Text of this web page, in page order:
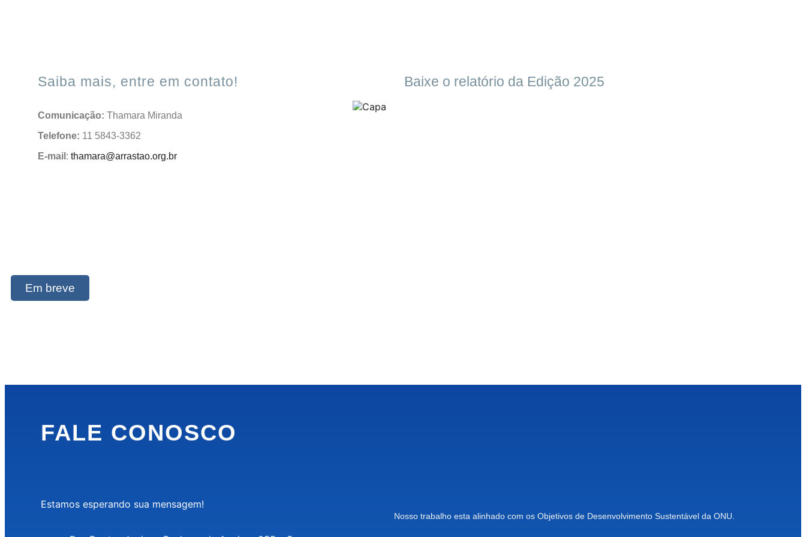
Saiba mais, entre em contato!
Comunicação: Thamara Miranda
Telefone: 11 5843-3362
E-mail : thamara@arrastao.org.br
Baixe o relatório da Edição 2025
Em breve
FALE CONOSCO
Estamos esperando sua mensagem!
Nosso trabalho esta alinhado com os Objetivos de Desenvolvimento Sustentável da ONU.